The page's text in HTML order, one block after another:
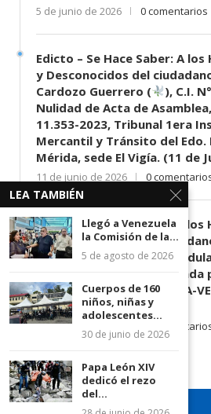
5 de junio de 2026 0 comentarios
Edicto – Se Hace Saber: A
y Desconocidos del
Cardozo Guerrero (
), C.I.
Nulidad de Acta de
11.353-2023, Tribunal 1era
Mercantil y Tránsito del Edo.
Mérida, sede El Vigía. (11 de
11 de junio de 2026 0
EDICTO SE HACE SABER: A los
DESCONOCIDOS del
MORENO HERRERA, (
)
3.003.963, Parte demandada
DE CONTRATO DE COMPRA-
Junio de 2026)
17 de junio de 2026 0
LEA TAMBIÉN
Llegó a Venezuela
la Comisión de la...
5 de agosto de 2026
Cuerpos de 160
niños, niñas y
adolescentes...
30 de junio de 2026
Papa León XIV
dedicó el rezo
del...